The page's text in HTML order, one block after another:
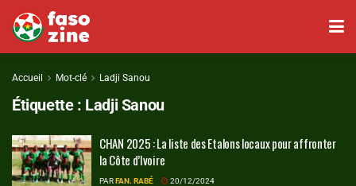
Accueil Mot-clé Ladji Sanou
Étiquette : Ladji Sanou
CHAN 2025 : La liste des Etalons locaux pour affronter
la Côte d’Ivoire
PARFAN. RABÉ 20/12/2024